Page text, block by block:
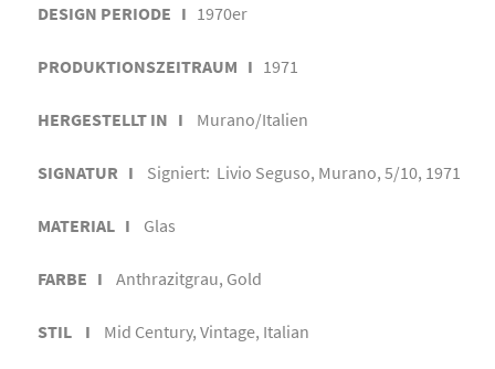
DESIGN PERIODE I 1970er
PRODUKTIONSZEITRAUM I 1971
HERGESTELLT IN I Murano/Italien
SIGNATUR I Signiert: Livio Seguso, Murano, 5/10, 1971
MATERIAL I Glas
FARBE I Anthrazitgrau, Gold
STIL I Mid Century, Vintage, Italian